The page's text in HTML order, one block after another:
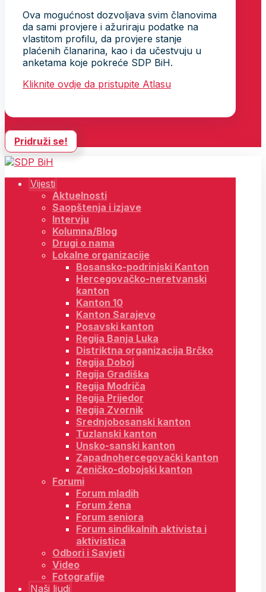
Ova mogućnost dozvoljava svim članovima
da sami provjere i ažuriraju podatke na
vlastitom profilu, da provjere stanje
plaćenih članarina, kao i da učestvuju u
anketama koje pokreće SDP BiH.
Kliknite ovdje da pristupite Atlasu
Pridruži se!
Vijesti
Aktuelnosti
Saopštenja i izjave
Intervju
Kolumna/Blog
Drugi o nama
Lokalne organizacije
Bosansko-podrinjski Kanton
Hercegovačko-neretvanski
kanton
Kanton 10
Kanton Sarajevo
Posavski kanton
Regija Banja Luka
Distriktna organizacija Brčko
Regija Doboj
Regija Gradiška
Regija Modriča
Regija Prijedor
Regija Zvornik
Srednjobosanski kanton
Tuzlanski kanton
Unsko-sanski kanton
Zapadnohercegovački kanton
Zeničko-dobojski kanton
Forumi
Forum mladih
Forum žena
Forum seniora
Forum sindikalnih aktivista i
aktivistica
Odbori i Savjeti
Video
Fotografije
Naši ljudi